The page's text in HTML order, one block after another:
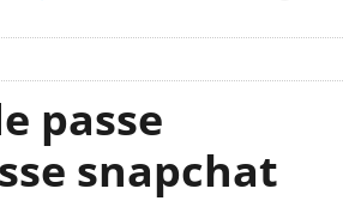
passe
snapchat